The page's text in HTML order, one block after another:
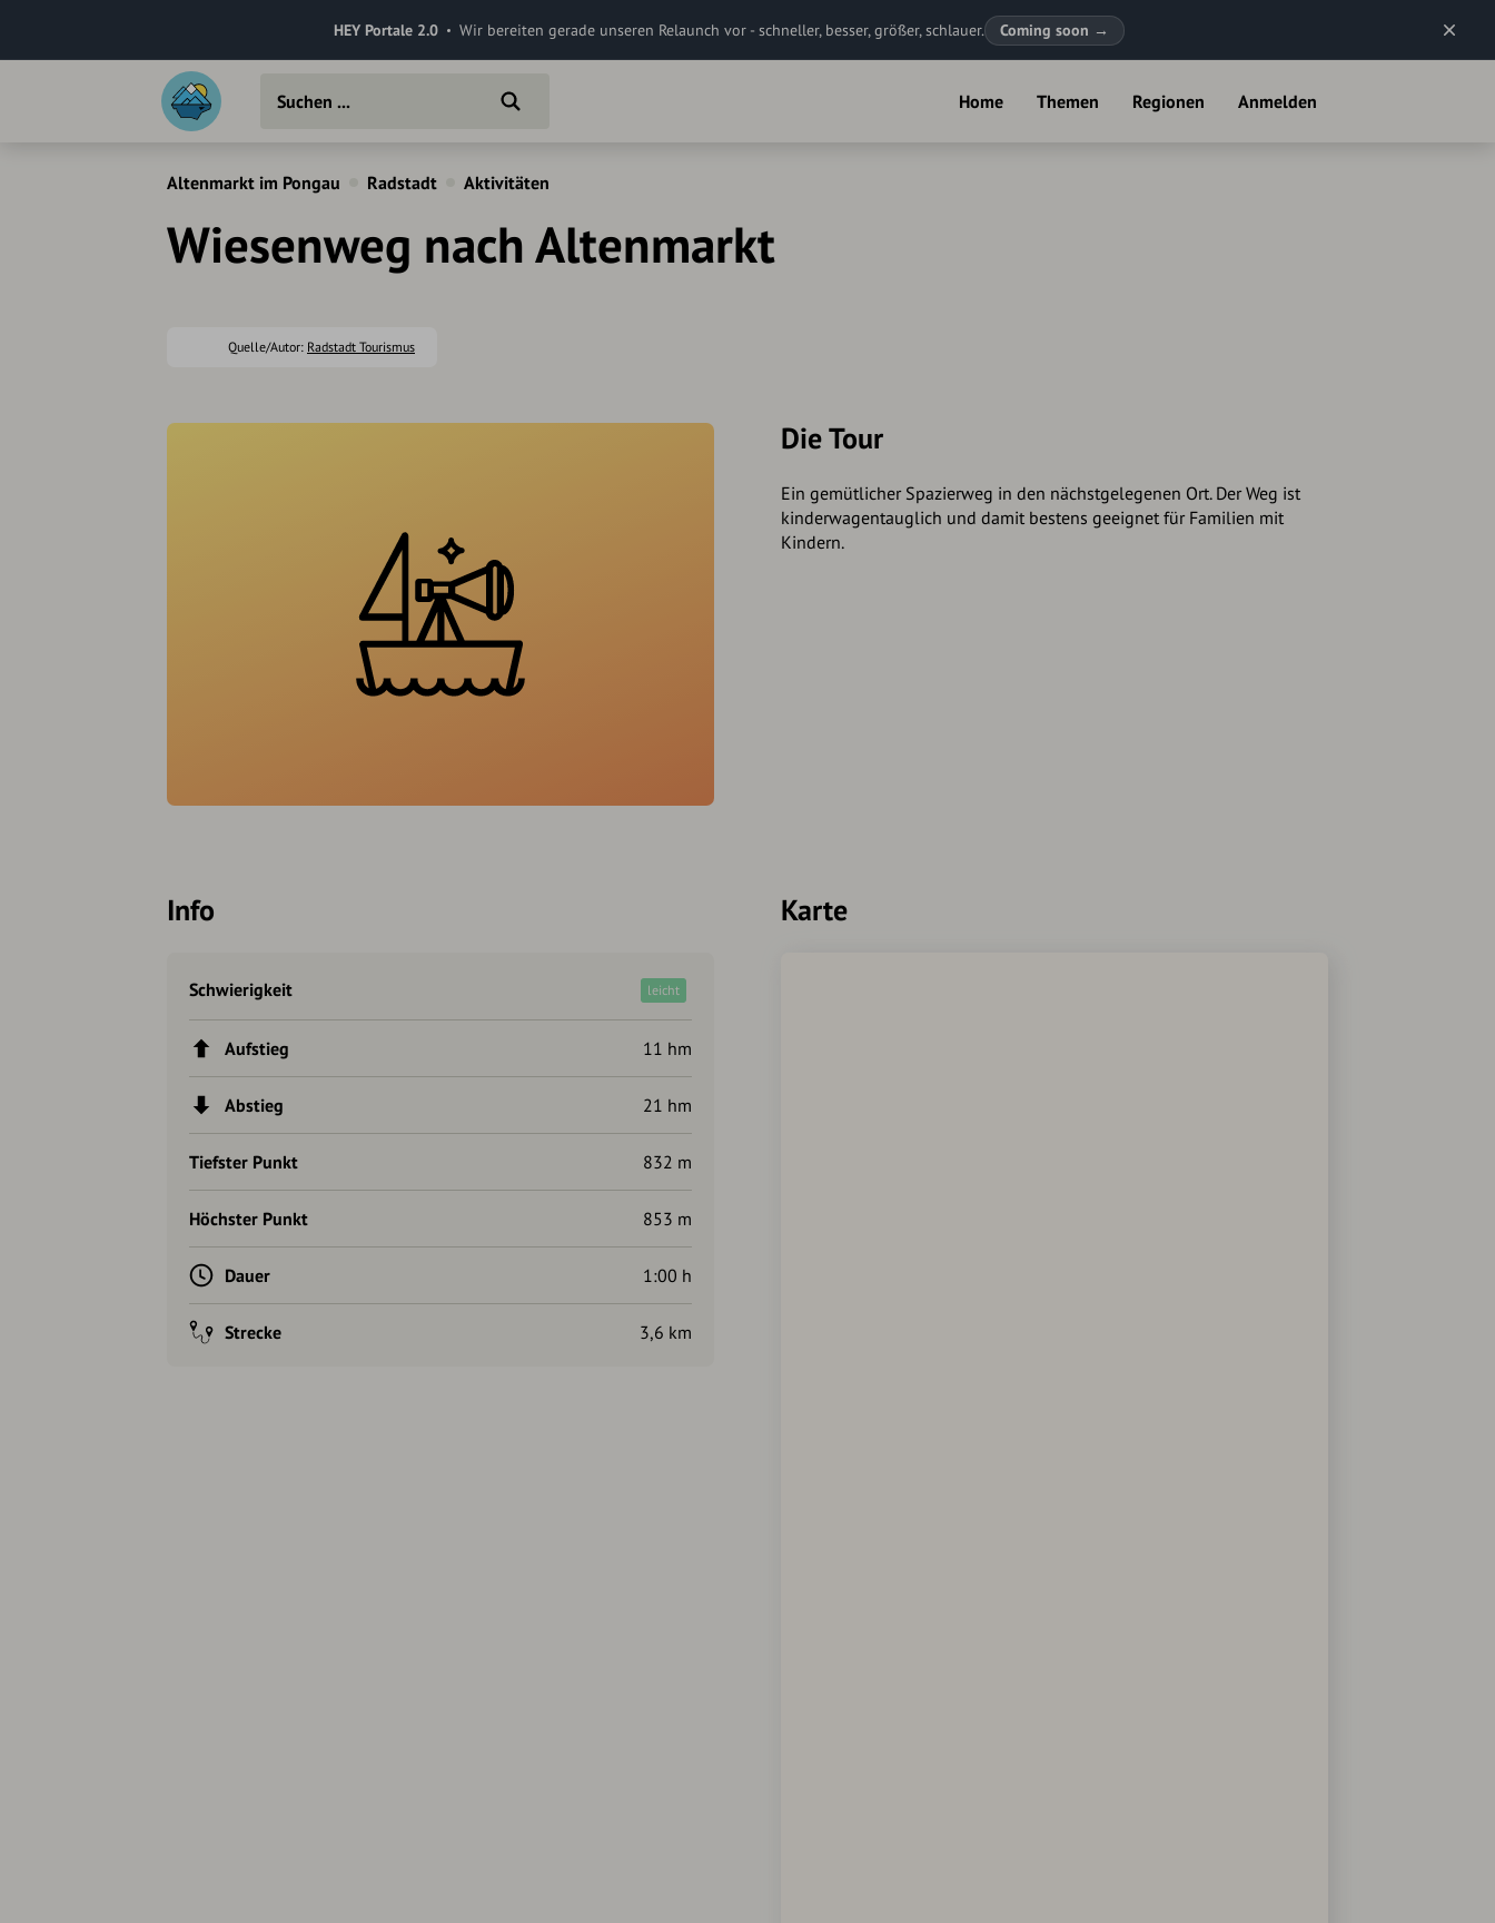
HEY Portale 2.0 Wir bereiten gerade unseren Relaunch vor - schneller, besser, größer, schlauer. Coming soon →
Home Themen Regionen Anmelden
Altenmarkt im Pongau Radstadt Aktivitäten
Wiesenweg nach Altenmarkt
Quelle/Autor: Radstadt Tourismus
Die Tour
Ein gemütlicher Spazierweg in den nächstgelegenen Ort. Der Weg ist
kinderwagentauglich und damit bestens geeignet für Familien mit
Kindern.
Info
Schwierigkeit leicht
Aufstieg 11 hm
Abstieg 21 hm
Tiefster Punkt 832 m
Höchster Punkt 853 m
Dauer 1:00 h
Strecke 3,6 km
Karte